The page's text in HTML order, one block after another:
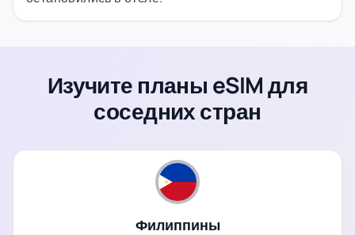
Изучите планы eSIM для
соседних стран
Филиппины